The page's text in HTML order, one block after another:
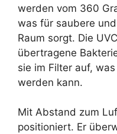
werden vom 360
was für saubere
Raum sorgt. Die
übertragene
sie im Filter auf,
werden kann.
Mit Abstand zum
positioniert. Er